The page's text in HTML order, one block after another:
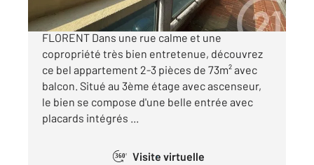
STRASBOURG CRONENBOURG SAINT-
FLORENT Dans une rue calme et une
copropriété très bien entretenue, découvrez
ce bel appartement 2-3 pièces de 73m² avec
balcon. Situé au 3ème étage avec ascenseur,
le bien se compose d'une belle entrée avec
placards intégrés ...
360° Visite virtuelle